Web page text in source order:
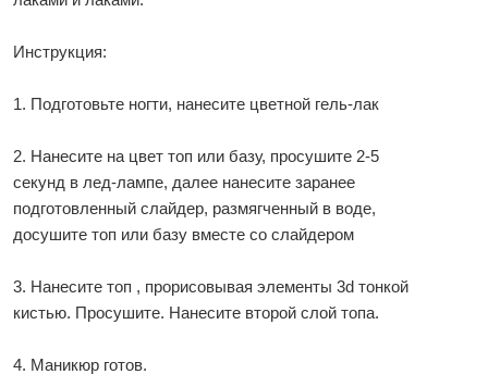
Инструкция:
1. Подготовьте ногти, нанесите цветной гель-лак
2. Нанесите на цвет топ или базу, просушите 2-5
секунд в лед-лампе, далее нанесите заранее
подготовленный слайдер, размягченный в воде,
досушите топ или базу вместе со слайдером
3. Нанесите топ , прорисовывая элементы 3d тонкой
кистью. Просушите. Нанесите второй слой топа.
4. Маникюр готов.